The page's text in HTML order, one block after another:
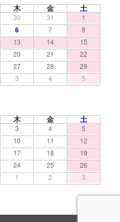
木 金 土
30 31
1
6 7
8
13 14
15
20 21
22
27 28
29
3 4 5
木 金 土
3 4
5
10 11
12
17 18
19
24 25
26
1 2 3